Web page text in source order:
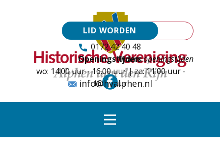
LID WORDEN
0172 42 40 48
Tijdens openingstijden
Openingstijden:
wo: 14.00 uur - 16.00 uur | za: 11.00 uur -
16.00 uur
info@hvalphen.nl